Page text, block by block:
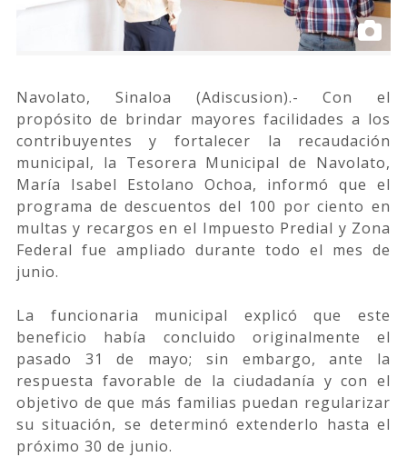
Navolato, Sinaloa (Adiscusion).- Con el
propósito de brindar mayores facilidades a los
contribuyentes y fortalecer la recaudación
municipal, la Tesorera Municipal de Navolato,
María Isabel Estolano Ochoa, informó que el
programa de descuentos del 100 por ciento en
multas y recargos en el Impuesto Predial y Zona
Federal fue ampliado durante todo el mes de
junio.
La funcionaria municipal explicó que este
beneficio había concluido originalmente el
pasado 31 de mayo; sin embargo, ante la
respuesta favorable de la ciudadanía y con el
objetivo de que más familias puedan regularizar
su situación, se determinó extenderlo hasta el
próximo 30 de junio.